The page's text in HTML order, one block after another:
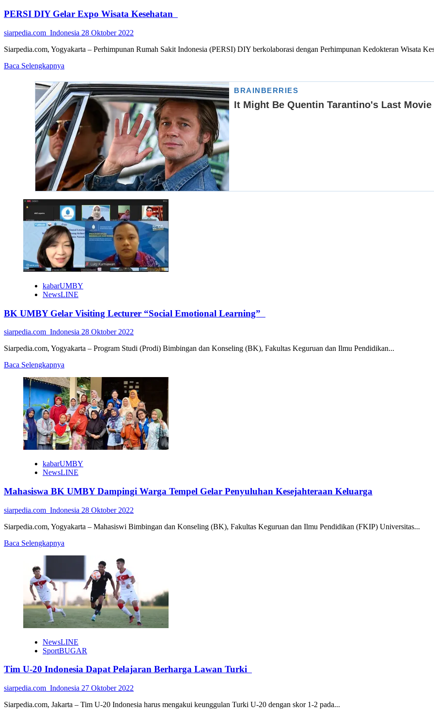
PERSI DIY Gelar Expo Wisata Kesehatan
siarpedia.com_Indonesia 28 Oktober 2022
Siarpedia.com, Yogyakarta – Perhimpunan Rumah Sakit Indonesia (PERSI) DIY berkolaborasi dengan Perhimpunan Kedokteran Wisata
Baca Selengkapnya
about
PERSI
DIY
Gelar
Expo
Wisata
Kesehatan
kabarUMBY
NewsLINE
BK UMBY Gelar Visiting Lecturer “Social Emotional Learning”
siarpedia.com_Indonesia 28 Oktober 2022
Siarpedia.com, Yogyakarta – Program Studi (Prodi) Bimbingan dan Konseling (BK), Fakultas Keguruan dan Ilmu Pendidikan...
Baca Selengkapnya
about
BK
UMBY
Gelar
Visiting
Lecturer
“Social
Emotional
Learning”
kabarUMBY
NewsLINE
Mahasiswa BK UMBY Dampingi Warga Tempel Gelar Penyuluhan Kesejahteraan Keluarga
siarpedia.com_Indonesia 28 Oktober 2022
Siarpedia.com, Yogyakarta – Mahasiswi Bimbingan dan Konseling (BK), Fakultas Keguruan dan Ilmu Pendidikan (FKIP) Universitas...
Baca Selengkapnya
Mahasiswa
BK
UMBY
Dampingi
Warga
Tempel
Gelar
Penyuluhan
Kesejahteraan
Keluarga
NewsLINE
SportBUGAR
Tim U-20 Indonesia Dapat Pelajaran Berharga Lawan Turki
siarpedia.com_Indonesia 27 Oktober 2022
Siarpedia.com, Jakarta – Tim U-20 Indonesia harus mengakui keunggulan Turki U-20 dengan skor 1-2 pada...